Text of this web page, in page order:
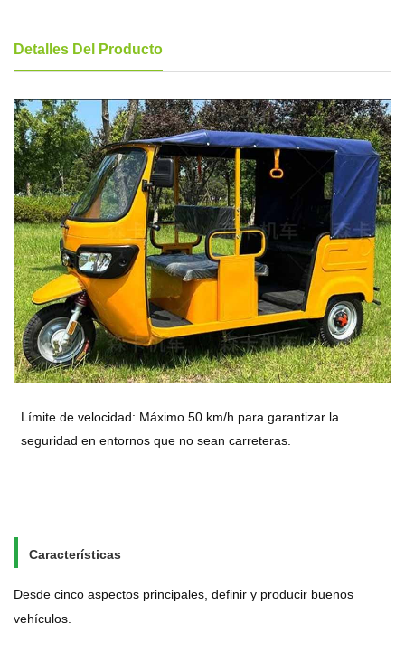
Detalles Del Producto
Límite de velocidad: Máximo 50 km/h para garantizar la
seguridad en entornos que no sean carreteras.
Características
Desde cinco aspectos principales, definir y producir buenos
vehículos.